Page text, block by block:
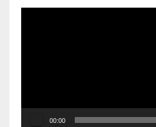
00:00